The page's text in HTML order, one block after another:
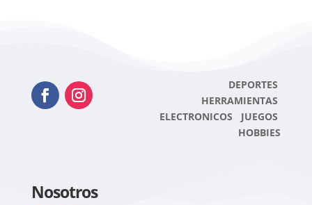
DEPORTES
HERRAMIENTAS
ELECTRONICOS JUEGOS
HOBBIES
Nosotros